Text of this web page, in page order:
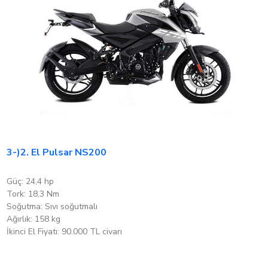
3-)2. El Pulsar NS200
Güç: 24,4 hp
Tork: 18,3 Nm
Soğutma: Sıvı soğutmalı
Ağırlık: 158 kg
İkinci El Fiyatı: 90.000 TL civarı